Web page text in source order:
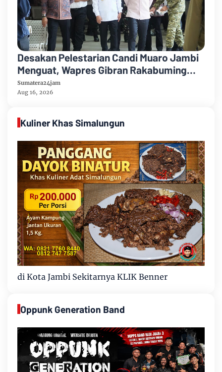
Desakan Pelestarian Candi Muaro Jambi
Menguat, Wapres Gibran Rakabuming
Raka Diminta Perintahkan Gubernur
Tertibkan Stockpile Batu Bara
Sumatera24jam
Aug 16, 2026
Kuliner Khas Simalungun
di Kota Jambi Sekitarnya KLIK Benner
Oppunk Generation Band